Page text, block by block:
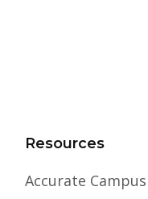
Resources
Accurate Campus